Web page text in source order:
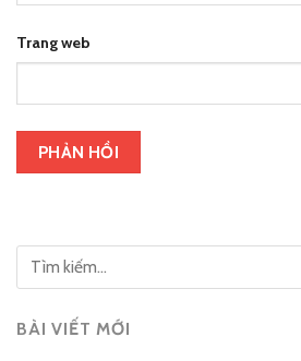
BÀI VIẾT MỚI
Trang web